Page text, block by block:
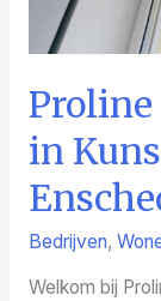
in
Bedrijven,
Welkom bij